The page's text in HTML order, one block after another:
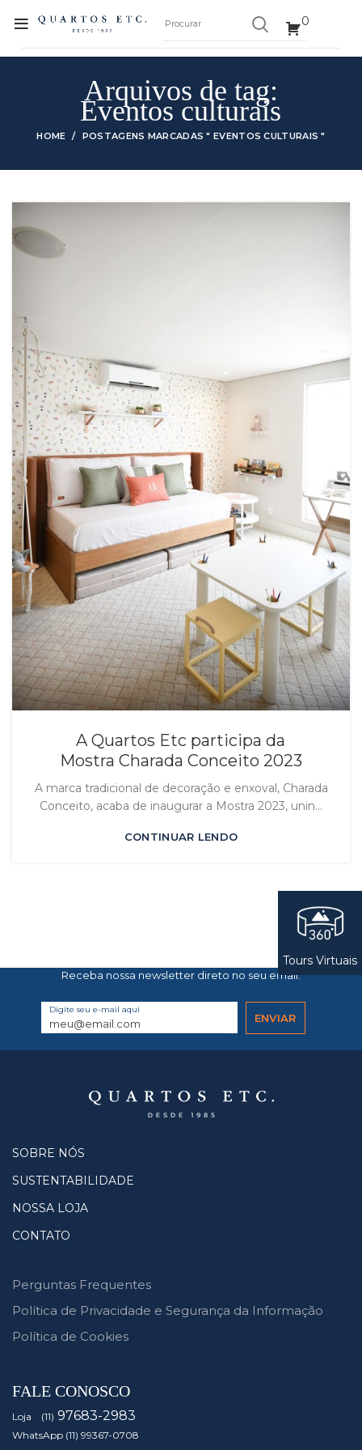
0
Arquivos de tag:
Eventos culturais
HOME POSTAGENS MARCADAS " EVENTOS CULTURAIS "
A Quartos Etc participa da
Mostra Charada Conceito 2023
A marca tradicional de decoração e enxoval, Charada
Conceito, acaba de inaugurar a Mostra 2023, unin...
CONTINUAR LENDO
Receba nossa newsletter direto no seu email.
Digite seu e-mail aqui
SOBRE NÓS
SUSTENTABILIDADE
NOSSA LOJA
CONTATO
Perguntas Frequentes
Política de Privacidade e Segurança da Informação
Política de Cookies
FALE CONOSCO
Loja (11) 97683-2983
WhatsApp (11) 99367-0708
Tours Virtuais